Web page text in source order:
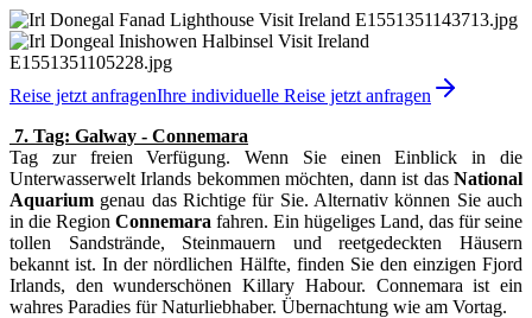
Reise jetzt anfragenIhre individuelle Reise jetzt anfragen
7. Tag: Galway - Connemara
Tag zur freien Verfügung. Wenn Sie einen Einblick in die
Unterwasserwelt Irlands bekommen möchten, dann ist das National
Aquarium genau das Richtige für Sie. Alternativ können Sie auch
in die Region Connemara fahren. Ein hügeliges Land, das für seine
tollen Sandstrände, Steinmauern und reetgedeckten Häusern
bekannt ist. In der nördlichen Hälfte, finden Sie den einzigen Fjord
Irlands, den wunderschönen Killary Habour. Connemara ist ein
wahres Paradies für Naturliebhaber. Übernachtung wie am Vortag.